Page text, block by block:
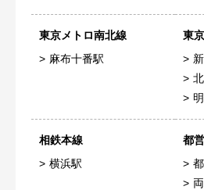
東京メトロ南北線
麻布十番駅
東
相鉄本線
横浜駅
都